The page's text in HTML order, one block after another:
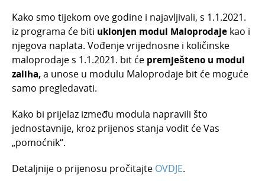
Rujan 2025.
Kolovoz 2025.
Ožujak 2025
Siječanj 2025.
Opća Uredba o zaštiti osobnih podataka - GDPR
Minimax i euro: prilagodba programskih
funkcionalnosti prelasku na euro
Porezna reforma 2024. u Minimaxu: prilagodba
programskih funkcionalnosti
Kako smo tijekom ove godine i najavljivali, s 1.1.2021.
iz programa će biti uklonjen modul Maloprodaje kao i
njegova naplata. Vođenje vrijednosne i količinske
maloprodaje s 1.1.2021. bit će premješteno u modul
zaliha,a unose u modulu Maloprodaje bit će moguće
samo pregledavati.
Kako bi prijelaz između modula napravili što
jednostavnije, kroz prijenos stanja vodit će Vas
„pomoćnik“.
Detaljnije o prijenosu pročitajte OVDJE.